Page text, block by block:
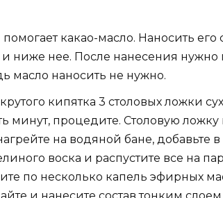
какао-масло. Наносить его
ниже нее. После нанесения нужно
масло наносить не нужно.
кипятка 3 столовых ложки
минут, процедите. Столовую
на водяной бане, добавьте
воска и распустите все на
по несколько капель эфирных